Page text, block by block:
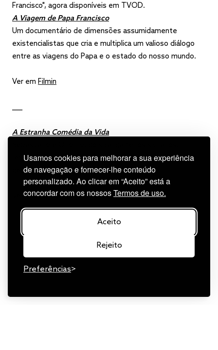
Usamos cookies para melhorar a sua experiência
de navegação e fornecer-lhe conteúdo
personalizado. Ao clicar em “Aceito” está a
concordar com os nossosTermos de uso.
Aceito
Rejeito
Preferências
Francisco", agora disponíveis em TVOD.
A Viagem de Papa Francisco
Um documentário de dimensões assumidamente
existencialistas que cria e multiplica um valioso diálogo
entre as viagens do Papa e o estado do nosso mundo.
Ver em Filmin
A Estranha Comédia da Vida
resgatam inesperadamente Luigi Pirandello de uma
debilitante crise criativa.
Ver emFilmin